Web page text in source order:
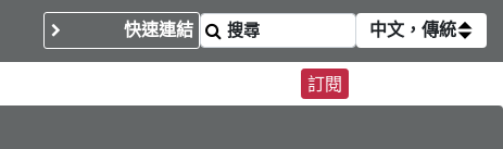
快速連結 中文，傳統
訂閱